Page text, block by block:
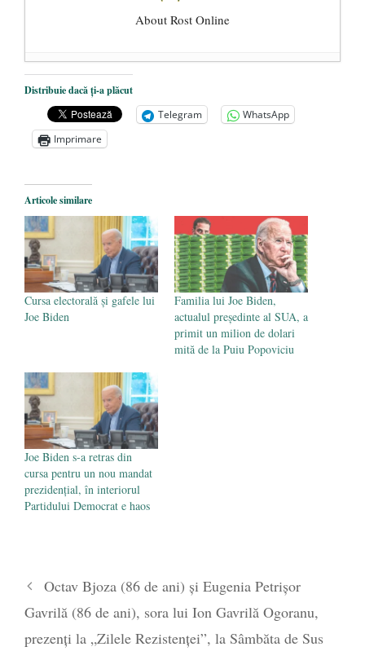
About Rost Online
Dezvăluiri cutremurătoare despre
președintele Ucrainei, Volodymyr
Zelensky
- 13 mai 2026
Statul care servește Națiunea
Legea Vexler produce efecte. Bustul
poetului Octavian Goga, înlăturat din Iași
- 16 aprilie 2026
Distribuie dacă ți-a plăcut
Telegram
WhatsApp
Imprimare
Articole similare
Cursa electorală și gafele lui
Joe Biden
Familia lui Joe Biden,
actualul președinte al SUA, a
primit un milion de dolari
mită de la Puiu Popoviciu
Joe Biden s-a retras din
cursa pentru un nou mandat
prezidențial, în interiorul
Partidului Democrat e haos
Octav Bjoza (86 de ani) și Eugenia Petrișor
Gavrilă (86 de ani), sora lui Ion Gavrilă Ogoranu,
prezenți la „Zilele Rezistenței”, la Sâmbăta de Sus